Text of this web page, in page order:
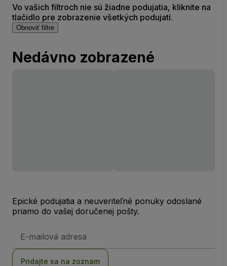
Vo vašich filtroch nie sú žiadne podujatia, kliknite na
tlačidlo pre zobrazenie všetkých podujatí.
Obnoviť filtre
Nedávno zobrazené
Epické podujatia a neuveriteľné ponuky odoslané
priamo do vašej doručenej pošty.
mailová
Pridajte sa na zoznam